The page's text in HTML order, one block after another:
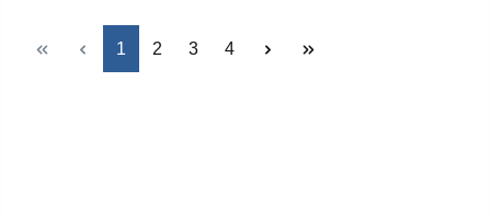
Page
1 Page
2 Page
3 Page
4